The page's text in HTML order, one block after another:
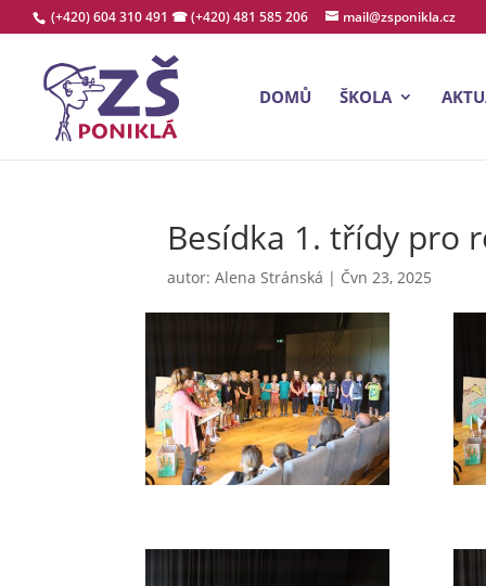
(+420) 604 310 491 ☎ (+420) 481 585 206 mail@zsponikla.cz
DOMŮ ŠKOLA
Besídka 1. třídy pro
autor:Alena Stránská | Čvn 23, 2025